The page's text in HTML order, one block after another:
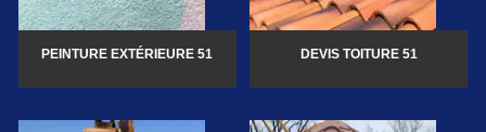
PEINTURE EXTÉRIEURE 51 DEVIS TOITURE 51